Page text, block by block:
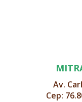
Av.
Cep: